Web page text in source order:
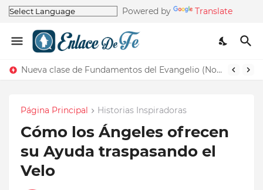
Powered by Translate
Nueva clase de Fundamentos del Evangelio (Nos recuerda la de Principios del Evangelio)
Página Principal Historias Inspiradoras
Cómo los Ángeles ofrecen
su Ayuda traspasando el
Velo